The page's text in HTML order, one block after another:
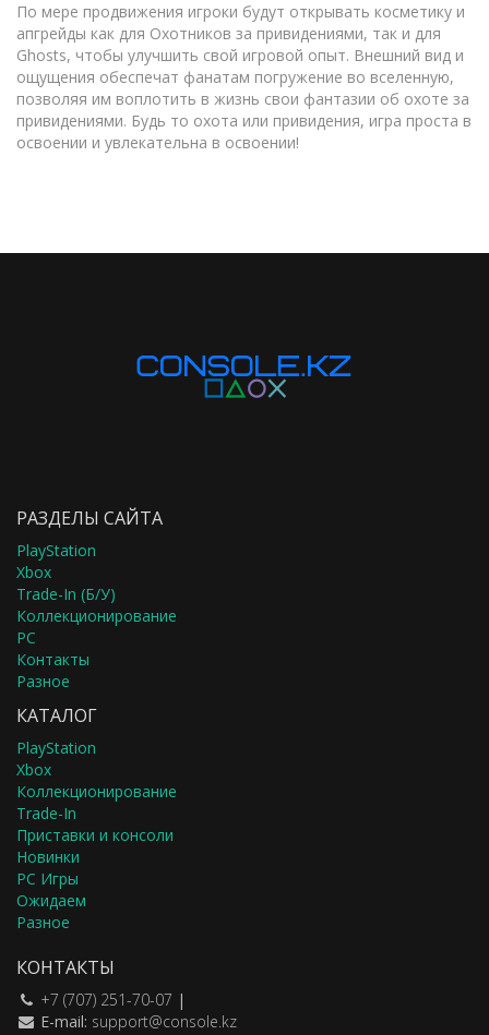
По мере продвижения игроки будут открывать косметику и
апгрейды как для Охотников за привидениями, так и для
Ghosts, чтобы улучшить свой игровой опыт. Внешний вид и
ощущения обеспечат фанатам погружение во вселенную,
позволяя им воплотить в жизнь свои фантазии об охоте за
привидениями. Будь то охота или привидения, игра проста в
освоении и увлекательна в освоении!
РАЗДЕЛЫ САЙТА
PlayStation
Xbox
Trade-In (Б/У)
Коллекционирование
PC
Контакты
Разное
КАТАЛОГ
PlayStation
Xbox
Коллекционирование
Trade-In
Приставки и консоли
Новинки
PC Игры
Ожидаем
Разное
КОНТАКТЫ
+7 (707) 251-70-07 |
E-mail: support@console.kz